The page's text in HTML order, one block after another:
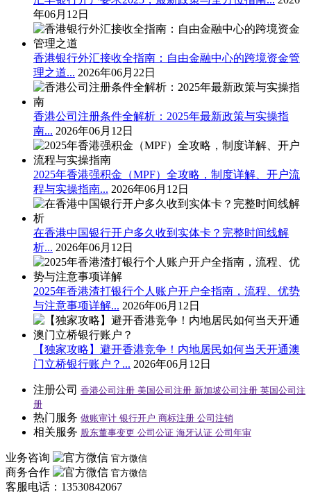
年06月12日
香港银行外汇接收全指南：自由金融中心的跨境资金管
理之道... 2026年06月22日
香港公司注册条件全解析：2025年最新政策与实操指
南... 2026年06月12日
2025年香港强积金（MPF）全攻略，制度详解、开户流
程与实操指南... 2026年06月12日
在香港中国银行开户多久收到实体卡？完整时间线解
析... 2026年06月12日
2025年香港渣打银行个人账户开户全指南，流程、优势
与注意事项详解... 2026年06月12日
【独家攻略】避开香港竞争！内地居民如何当天开通澳
门立桥银行账户？... 2026年06月12日
注册公司 香港公司注册 美国公司注册 新加坡公司注册 英国公司注
册
热门服务 做账审计 银行开户 商标注册 公司注销
相关服务 股东董事变更 公司公证 海牙认证 公司年审
业务咨询 官方微信
商务合作 官方微信
客服电话：13530842067